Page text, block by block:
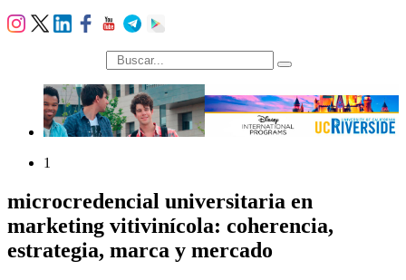
búsqueda
1
microcredencial universitaria en
marketing vitivinícola: coherencia,
estrategia, marca y mercado